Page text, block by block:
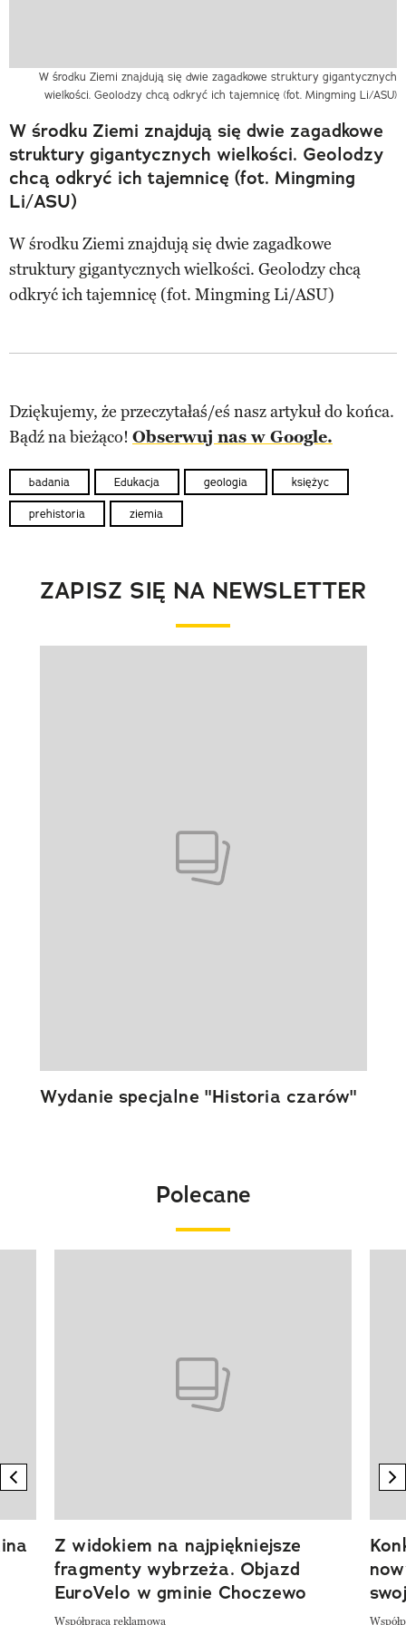
W środku Ziemi znajdują się dwie zagadkowe struktury gigantycznych
wielkości. Geolodzy chcą odkryć ich tajemnicę (fot. Mingming Li/ASU)
W środku Ziemi znajdują się dwie zagadkowe
struktury gigantycznych wielkości. Geolodzy
chcą odkryć ich tajemnicę (fot. Mingming
Li/ASU)
W środku Ziemi znajdują się dwie zagadkowe
struktury gigantycznych wielkości. Geolodzy chcą
odkryć ich tajemnicę (fot. Mingming Li/ASU)
Dziękujemy, że przeczytałaś/eś nasz artykuł do końca.
Bądź na bieżąco! Obserwuj nas w Google.
badania Edukacja geologia księżyc
prehistoria ziemia
ZAPISZ SIĘ NA NEWSLETTER
Wydanie specjalne "Historia czarów"
Polecane
previous element
Z widokiem na najpiękniejsze
fragmenty wybrzeża. Objazd
EuroVelo w gminie Choczewo
Współpraca reklamowa